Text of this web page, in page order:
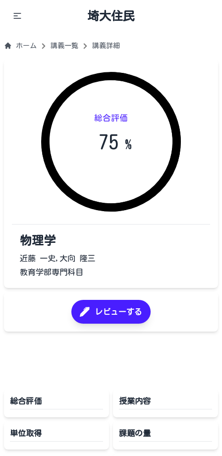
埼大住民
ホーム 講義一覧 講義詳細
総合評価
75 %
物理学
近藤 一史,大向 隆三
教育学部専門科目
レビューする
総合評価 授業内容
単位取得 課題の量